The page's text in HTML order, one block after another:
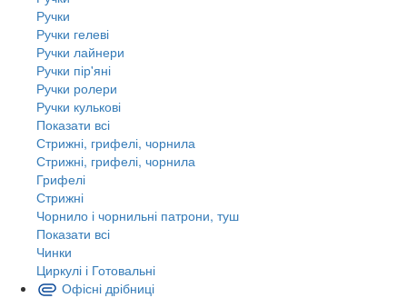
Ручки
Ручки гелеві
Ручки лайнери
Ручки пір'яні
Ручки ролери
Ручки кулькові
Показати всі
Стрижні, грифелі, чорнила
Стрижні, грифелі, чорнила
Грифелі
Стрижні
Чорнило і чорнильні патрони, туш
Показати всі
Чинки
Циркулі і Готовальні
Офісні дрібниці